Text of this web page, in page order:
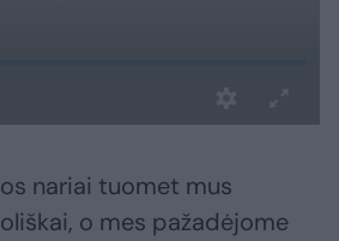
nariai tuomet mus
o mes pažadėjome